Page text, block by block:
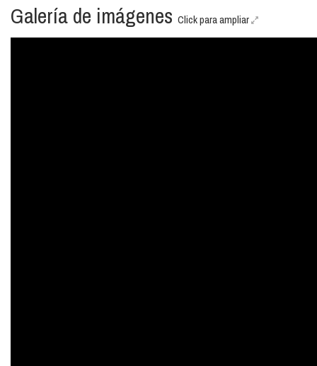
Galería de imágenes Click para ampliar